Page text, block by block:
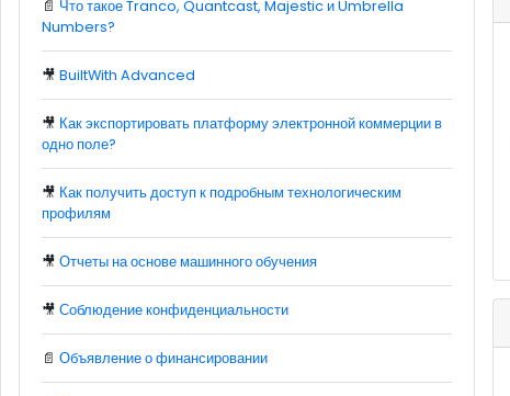
📄 Что такое Tranco, Quantcast, Majestic и Umbrella
Numbers?
🎥BuiltWith Advanced
🎥 Как экспортировать платформу электронной коммерции в
одно поле?
🎥 Как получить доступ к подробным технологическим
профилям
🎥Отчеты на основе машинного обучения
🎥Соблюдение конфиденциальности
📄Объявление о финансировании